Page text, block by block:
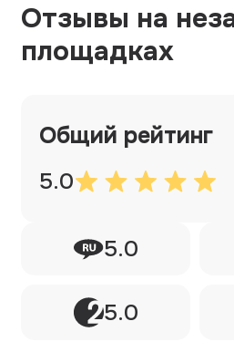
Отзывы на
площадках
Общий рейтинг
5.0
5.0
5.0